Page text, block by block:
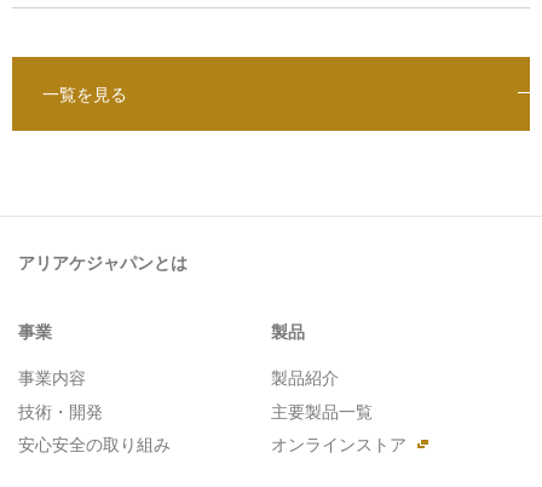
一覧を見る
アリアケジャパンとは
事業
事業内容
技術・開発
安心安全の取り組み
製品
製品紹介
主要製品一覧
オンラインストア